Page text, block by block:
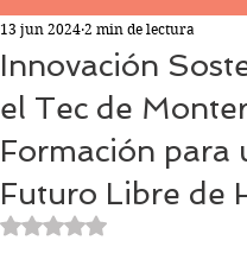
Innovación
el Tec de
Formación para
Futuro Libre de
13 jun 2024 2 min de lectura
Obtuvo NaN de 5